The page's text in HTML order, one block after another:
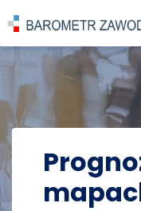
POWRÓT DO STRONY
PROGNOZY